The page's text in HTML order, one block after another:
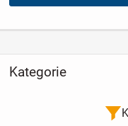
Kategorie